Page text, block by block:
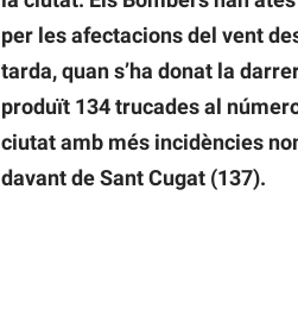
per les afectacions del vent
tarda, quan s’ha donat la
produït 134 trucades al
ciutat amb més incidències
davant de Sant Cugat (137).